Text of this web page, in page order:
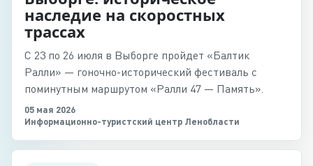
наследие на скоростных
трассах
С 23 по 26 июля в Выборге пройдет «Балтик
Ралли» — гоночно-исторический фестиваль с
поминутным маршрутом «Ралли 47 — Память».
05 мая 2026
Информационно-туристский центр Ленобласти